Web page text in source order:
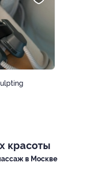
красоты
в Москве